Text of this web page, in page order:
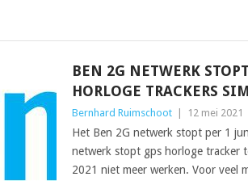
BEN 2G NETWERK
HORLOGE TRACKERS
Bernhard Ruimschoot 12 mei 2021
Het Ben 2G netwerk stopt per 1
netwerk stopt gps horloge tracker
2021 niet meer werken. Voor veel